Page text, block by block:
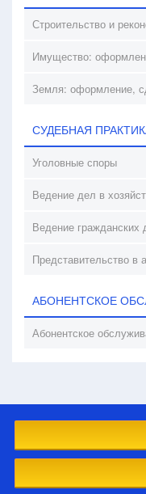
Строительство и
Имущество:
Земля: оформление,
СУДЕБНАЯ
Уголовные споры
Ведение дел в
Ведение гражданских
Представительство в
АБОНЕНТСКОЕ
Абонентское